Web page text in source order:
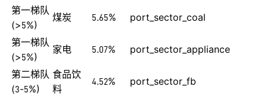
第一梯队
(>5%)
煤炭 5.65% port_sector_coal
第一梯队
(>5%)
家电 5.07% port_sector_appliance
第二梯队
(3-5%)
食品饮
料
4.52% port_sector_fb